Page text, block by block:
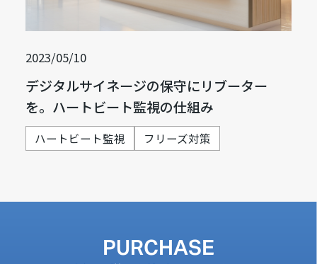
2023/05/10
デジタルサイネージの保守にリブーター
を。ハートビート監視の仕組み
ハートビート監視 フリーズ対策
PURCHASE